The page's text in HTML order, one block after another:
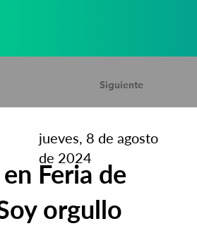
Siguiente
jueves, 8 de agosto
de 2024
Feria de
orgullo